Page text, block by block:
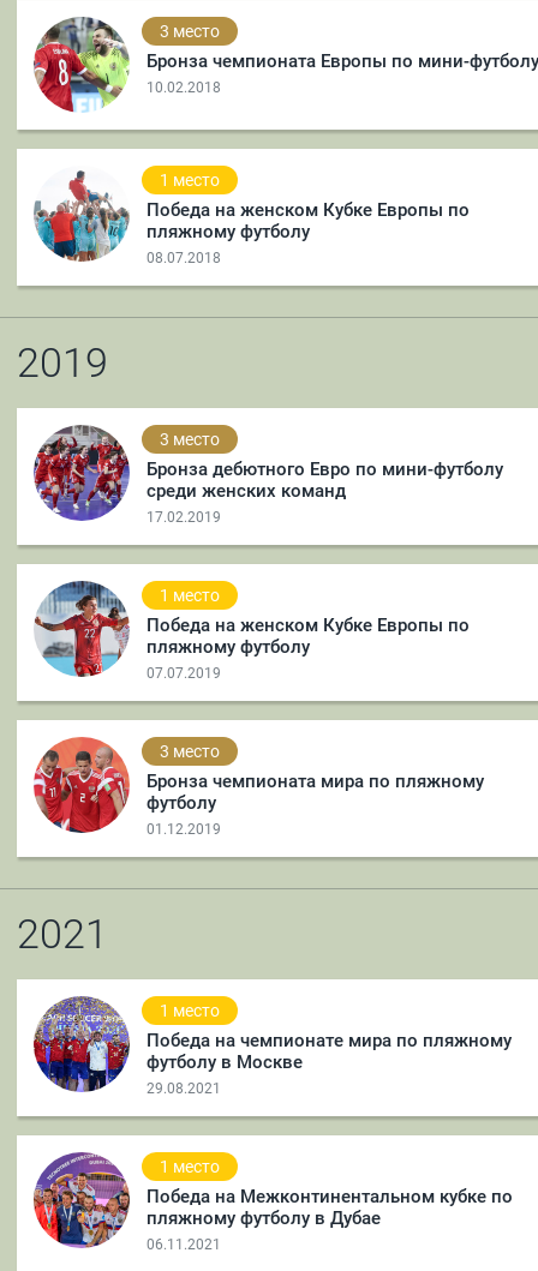
3 место
Бронза чемпионата Европы по мини-футболу
10.02.2018
1 место
Победа на женском Кубке Европы по
пляжному футболу
08.07.2018
2019
3 место
Бронза дебютного Евро по мини-футболу
среди женских команд
17.02.2019
1 место
Победа на женском Кубке Европы по
пляжному футболу
07.07.2019
3 место
Бронза чемпионата мира по пляжному
футболу
01.12.2019
2021
1 место
Победа на чемпионате мира по пляжному
футболу в Москве
29.08.2021
1 место
Победа на Межконтинентальном кубке по
пляжному футболу в Дубае
06.11.2021